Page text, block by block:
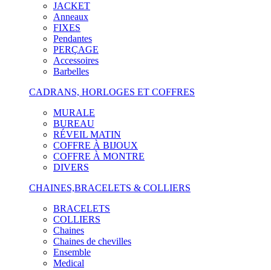
JACKET
Anneaux
FIXES
Pendantes
PERÇAGE
Accessoires
Barbelles
CADRANS, HORLOGES ET COFFRES
MURALE
BUREAU
RÉVEIL MATIN
COFFRE À BIJOUX
COFFRE À MONTRE
DIVERS
CHAINES,BRACELETS & COLLIERS
BRACELETS
COLLIERS
Chaines
Chaines de chevilles
Ensemble
Medical